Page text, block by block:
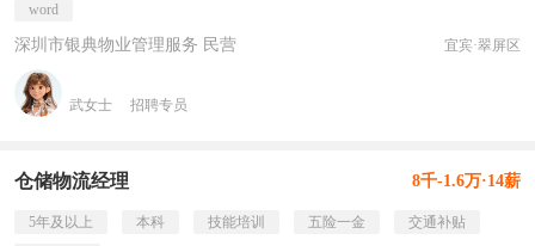
word
深圳市银典物业管理服务 民营 宜宾·翠屏区
武女士 招聘专员
仓储物流经理 8千-1.6万·14薪
5年及以上 本科 技能培训 五险一金
交通补贴